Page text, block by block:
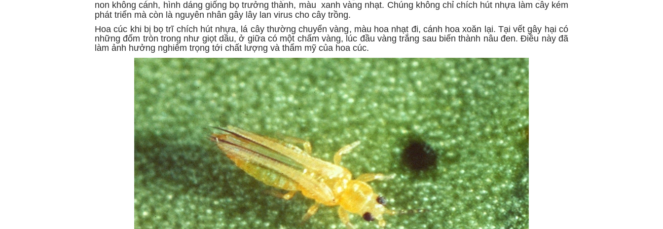
non không cánh, hình dáng giống bọ trưởng thành, màu xanh vàng nhạt. Chúng không chỉ chích hút nhựa làm cây kém
phát triển mà còn là nguyên nhân gây lây lan virus cho cây trồng.
Hoa cúc khi bị bọ trĩ chích hút nhựa, lá cây thường chuyển vàng, màu hoa nhạt đi, cánh hoa xoăn lại. Tại vết gây hại có
những đốm tròn trong như giọt dầu, ở giữa có một chấm vàng, lúc đầu vàng trắng sau biến thành nâu đen. Điều này đã
làm ảnh hưởng nghiêm trọng tới chất lượng và thẩm mỹ của hoa cúc.